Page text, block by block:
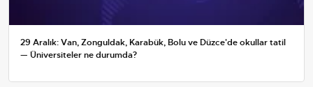
29 Aralık: Van, Zonguldak, Karabük, Bolu ve Düzce'de okullar tatil
— Üniversiteler ne durumda?